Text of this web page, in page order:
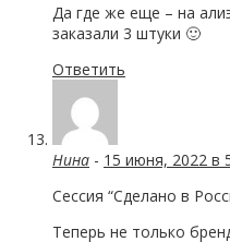
Да где же еще – на
заказали 3 штуки 🙂
Ответить
Нина - 15 июня, 2022 в
Сессия “Сделано в
Теперь не только